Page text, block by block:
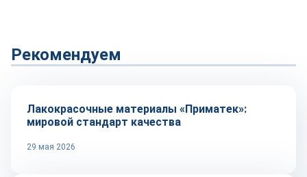
Рекомендуем
Сырье и материалы
Лакокрасочные материалы «Приматек»:
мировой стандарт качества
29 мая 2026
Сырье и материалы